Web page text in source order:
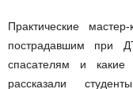
Практические
пострадавшим при
спасателям и
рассказали